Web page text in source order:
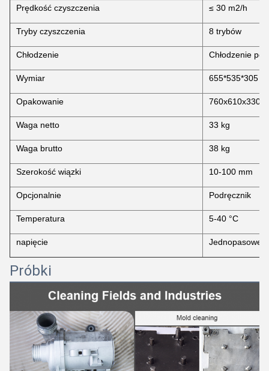
Prędkość czyszczenia ≤ 30 m2/h
Tryby czyszczenia 8 trybów
Chłodzenie Chłodzenie
Wymiar 655*535*305
Opakowanie 760x610x330
Waga netto 33 kg
Waga brutto 38 kg
Szerokość wiązki 10-100 mm
Opcjonalnie Podręcznik
Temperatura 5-40 °C
napięcie Jednopasowe
Próbki